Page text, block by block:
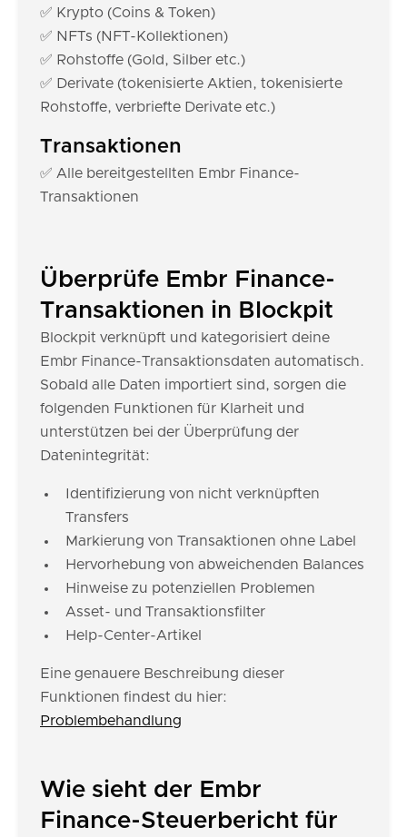
✅ Krypto (Coins & Token)
✅ NFTs (NFT-Kollektionen)
✅ Rohstoffe (Gold, Silber etc.)
✅ Derivate (tokenisierte Aktien, tokenisierte
Rohstoffe, verbriefte Derivate etc.)
Transaktionen
✅ Alle bereitgestellten Embr Finance-
Transaktionen
Überprüfe Embr Finance-
Transaktionen in Blockpit
Blockpit verknüpft und kategorisiert deine
Embr Finance-Transaktionsdaten automatisch.
Sobald alle Daten importiert sind, sorgen die
folgenden Funktionen für Klarheit und
unterstützen bei der Überprüfung der
Datenintegrität:
Identifizierung von nicht verknüpften
Transfers
Markierung von Transaktionen ohne Label
Hervorhebung von abweichenden Balances
Hinweise zu potenziellen Problemen
Asset- und Transaktionsfilter
Help-Center-Artikel
Eine genauere Beschreibung dieser
Funktionen findest du hier:
Problembehandlung
Wie sieht der Embr
Finance-Steuerbericht für